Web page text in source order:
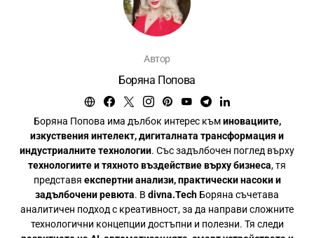
Автор
Боряна Попова
Боряна Попова има дълбок интерес къминовациите,
изкуствения интелект, дигиталната трансформация и
индустриалните технологии. Със задълбочен поглед върху
технологиите и тяхното въздействие върху бизнеса, тя
представя експертни анализи, практически насоки и
задълбочени ревюта. В divna.Tech Боряна съчетава
аналитичен подход с креативност, за да направи сложните
технологични концепции достъпни и полезни. Тя следи